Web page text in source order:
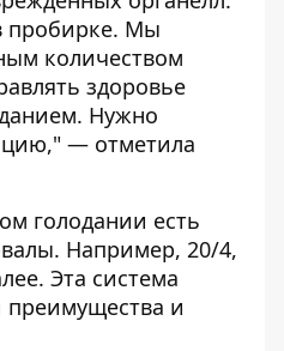
Мы
количеством
здоровье
Нужно
— отметила
голодании есть
Например, 20/4,
Эта система
преимущества и